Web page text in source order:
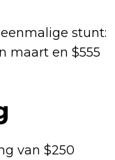
stunt:
maart en $555
van $250